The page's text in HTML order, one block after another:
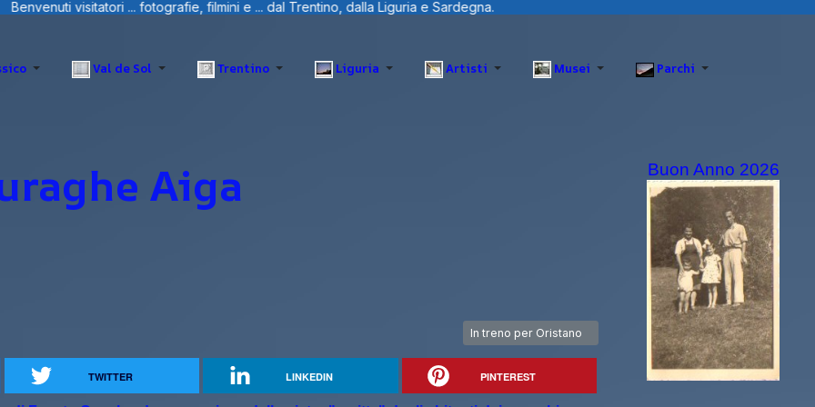
filmini e ... dal Trentino, dalla Liguria e Sardegna.
Val de Sol Trentino Liguria Artisti Musei Parchi
Aiga
Articolo successivo: In treno per Oristano
In treno per Oristano
TWITTER LINKEDIN PINTEREST
Buon Anno 2026